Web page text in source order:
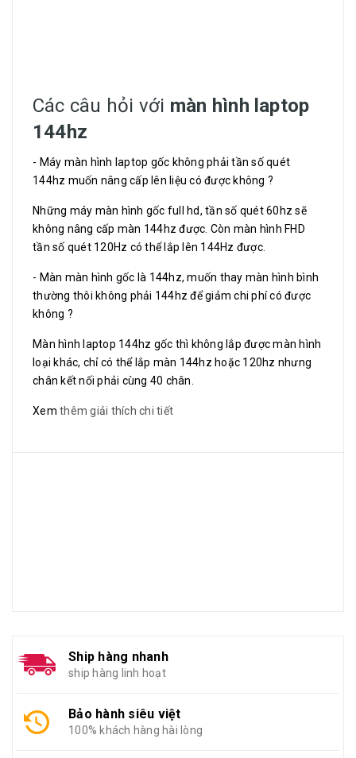
Các câu hỏi với màn hình laptop
144hz
- Máy màn hình laptop gốc không phải tần số quét
144hz muốn nâng cấp lên liệu có được không ?
Những máy màn hình gốc full hd, tần số quét 60hz sẽ
không nâng cấp màn 144hz được. Còn màn hình FHD
tần số quét 120Hz có thể lắp lên 144Hz được.
- Màn màn hình gốc là 144hz, muốn thay màn hình bình
thường thôi không phải 144hz để giảm chi phí có được
không ?
Màn hình laptop 144hz gốc thì không lắp được màn hình
loại khác, chỉ có thể lắp màn 144hz hoặc 120hz nhưng
chân kết nối phải cùng 40 chân.
Xem thêm giải thích chi tiết
Ship hàng nhanh
ship hàng linh hoạt
Bảo hành siêu việt
100% khách hàng hài lòng